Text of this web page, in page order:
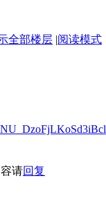
全部楼层 |阅读模式
请回复